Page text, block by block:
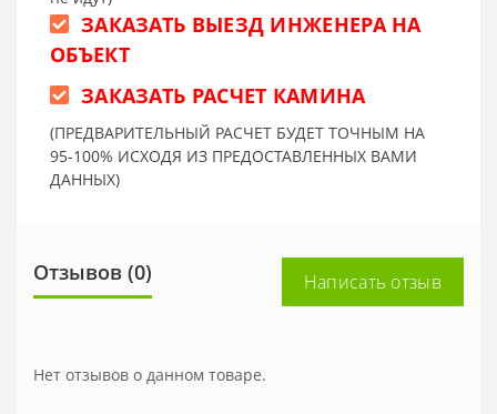
ЗАКАЗАТЬ ВЫЕЗД ИНЖЕНЕРА НА
ОБЪЕКТ
ЗАКАЗАТЬ РАСЧЕТ КАМИНА
(ПРЕДВАРИТЕЛЬНЫЙ РАСЧЕТ БУДЕТ ТОЧНЫМ НА
95-100% ИСХОДЯ ИЗ ПРЕДОСТАВЛЕННЫХ ВАМИ
ДАННЫХ)
Отзывов (0) Написать отзыв
Нет отзывов о данном товаре.